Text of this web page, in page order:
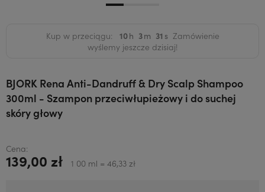
Kup w przeciągu: 10 3 30
Zamówienie
wyślemy jeszcze dzisiaj!
BJORK Rena Anti-Dandruff & Dry Scalp Shampoo
300ml - Szampon przeciwłupieżowy i do suchej
skóry głowy
Cena:
139,00 zł 1 00 ml = 46,33 zł